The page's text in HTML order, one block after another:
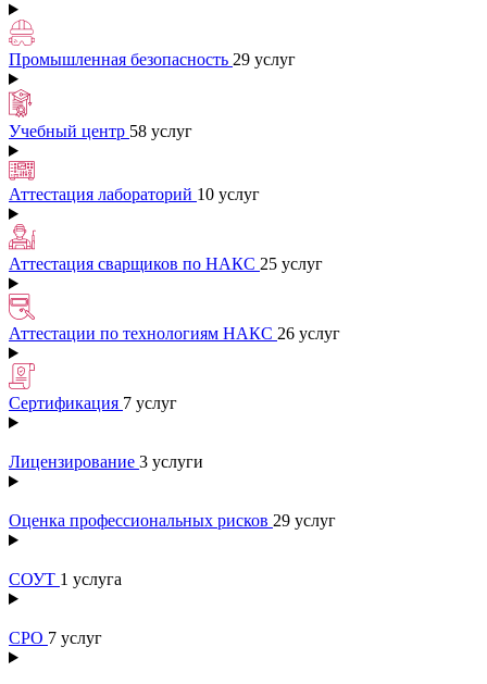
Промышленная безопасность 29 услуг
Учебный центр 58 услуг
Аттестация лабораторий 10 услуг
Аттестация сварщиков по НАКС 25 услуг
Аттестации по технологиям НАКС 26 услуг
Сертификация 7 услуг
Лицензирование 3 услуги
Оценка профессиональных рисков 29 услуг
СОУТ 1 услуга
СРО 7 услуг